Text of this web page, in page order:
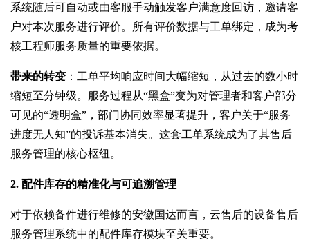
系统随后可自动或由客服手动触发客户满意度回访，邀请客
户对本次服务进行评价。所有评价数据与工单绑定，成为考
核工程师服务质量的重要依据。
带来的转变 ：工单平均响应时间大幅缩短，从过去的数小时
缩短至分钟级。服务过程从“黑盒”变为对管理者和客户部分
可见的“透明盒”，部门协同效率显著提升，客户关于“服务
进度无人知”的投诉基本消失。这套工单系统成为了其售后
服务管理的核心枢纽。
2. 配件库存的精准化与可追溯管理
对于依赖备件进行维修的安徽国达而言，云售后的设备售后
服务管理系统中的配件库存模块至关重要。